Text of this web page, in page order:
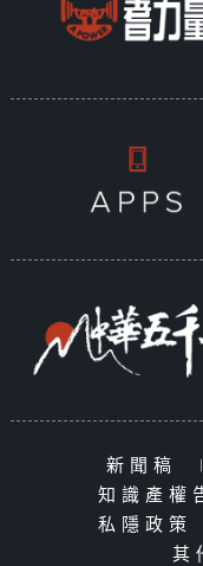
新聞稿 |
知識產權
私隱政策
其